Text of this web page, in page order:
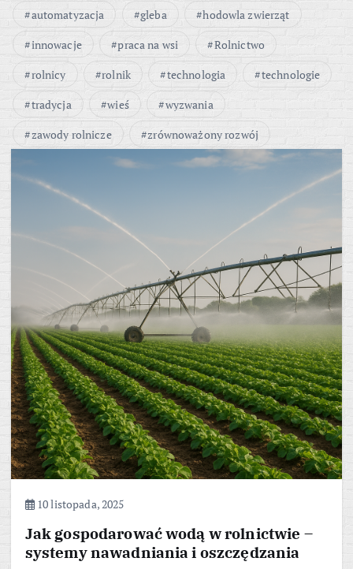
automatyzacja gleba
hodowla zwierząt
innowacje
praca na wsi
Rolnictwo
rolnicy
rolnik technologia
technologie
tradycja
wieś
wyzwania
zawody rolnicze
zrównoważony rozwój
10 listopada, 2025
Jak gospodarować wodą w rolnictwie –
systemy nawadniania i oszczędzania